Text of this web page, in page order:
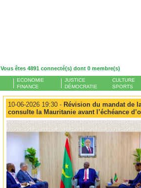
Vous êtes 4891 connecté(s) dont 0 membre(s)
ECONOMIE
FINANCE
JUSTICE
DÉMOCRATIE
CULTURE
SPORTS
10-06-2026 19:30 - Révision du mandat de
consulte la Mauritanie avant l’échéance